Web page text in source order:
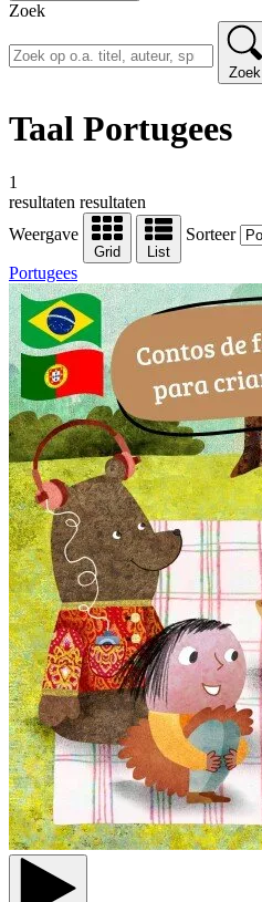
Zoek
Zoek
Taal Portugees
1
resultaten resultaten
Weergave
Grid List
Sorteer
Portugees